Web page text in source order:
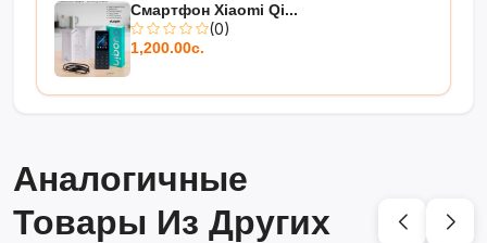
Смартфон Xiaomi Qi...
(0)
1,200.00с.
Аналогичные
Товары Из Других